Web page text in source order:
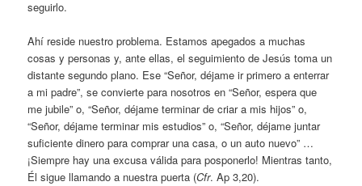
seguirlo.
Ahí reside nuestro problema. Estamos apegados a muchas
cosas y personas y, ante ellas, el seguimiento de Jesús toma un
distante segundo plano. Ese “Señor, déjame ir primero a enterrar
a mi padre”, se convierte para nosotros en “Señor, espera que
me jubile” o, “Señor, déjame terminar de criar a mis hijos” o,
“Señor, déjame terminar mis estudios” o, “Señor, déjame juntar
suficiente dinero para comprar una casa, o un auto nuevo” …
¡Siempre hay una excusa válida para posponerlo! Mientras tanto,
Él sigue llamando a nuestra puerta (Cfr. Ap 3,20).